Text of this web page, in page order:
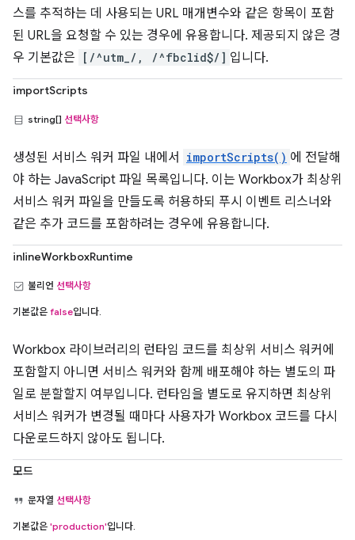
스를 추적하는 데 사용되는 URL 매개변수와 같은 항목이 포함
된 URL을 요청할 수 있는 경우에 유용합니다. 제공되지 않은 경
우 기본값은
[/^utm_/, /^fbclid$/] 입니다.
importScripts
string[] 선택사항
생성된 서비스 워커 파일 내에서 importScripts() 에 전달해
야 하는 JavaScript 파일 목록입니다. 이는 Workbox가 최상위
서비스 워커 파일을 만들도록 허용하되 푸시 이벤트 리스너와
같은 추가 코드를 포함하려는 경우에 유용합니다.
inlineWorkboxRuntime
불리언 선택사항
기본값은 false입니다.
Workbox 라이브러리의 런타임 코드를 최상위 서비스 워커에
포함할지 아니면 서비스 워커와 함께 배포해야 하는 별도의 파
일로 분할할지 여부입니다. 런타임을 별도로 유지하면 최상위
서비스 워커가 변경될 때마다 사용자가 Workbox 코드를 다시
다운로드하지 않아도 됩니다.
모드
문자열 선택사항
기본값은 'production'입니다.